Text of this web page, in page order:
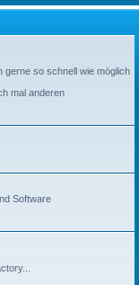
gerne so schnell wie möglich
mal anderen
Software